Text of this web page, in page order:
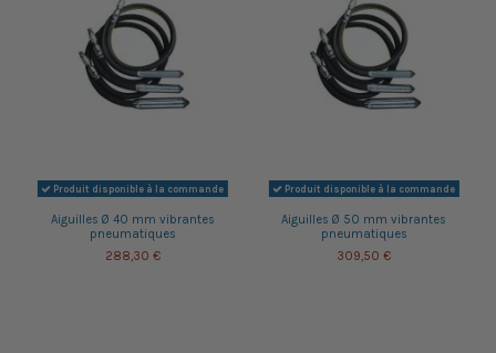
Produit disponible à la commande
Aiguilles Ø 40 mm vibrantes
pneumatiques
288,30 €
Produit disponible à la commande
Aiguilles Ø 50 mm vibrantes
pneumatiques
309,50 €